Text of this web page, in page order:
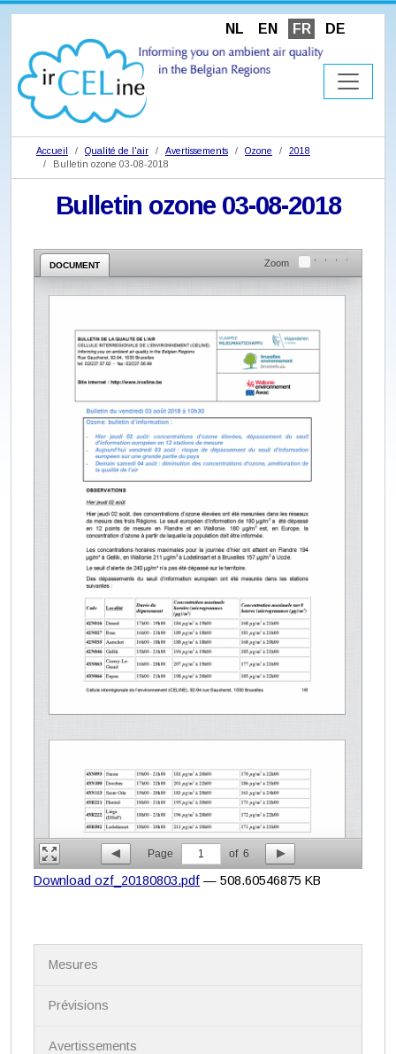
NL EN FR DE
Accueil Qualité de l'air Avertissements Ozone
2018
Bulletin ozone 03-08-2018
Bulletin ozone 03-08-2018
DOCUMENT Zoom
Page 1 of 6
Download ozf_20180803.pdf — 508.60546875 KB
Mesures
Prévisions
Avertissements